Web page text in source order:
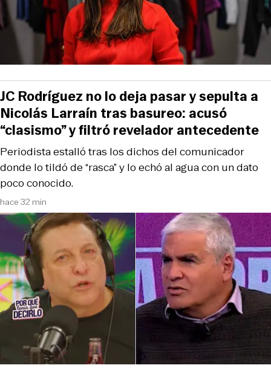
hace 32 min
Periodista estalló tras los dichos del comunicador
donde lo tildó de “rasca” y lo echó al agua con un dato
poco conocido.
JC Rodríguez no lo deja pasar y sepulta a
Nicolás Larraín tras basureo: acusó
“clasismo” y filtró revelador antecedente